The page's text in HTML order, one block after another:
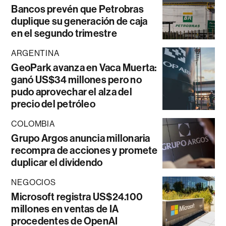
Bancos prevén que Petrobras
duplique su generación de caja
en el segundo trimestre
ARGENTINA
GeoPark avanza en Vaca Muerta:
ganó US$34 millones pero no
pudo aprovechar el alza del
precio del petróleo
COLOMBIA
Grupo Argos anuncia millonaria
recompra de acciones y promete
duplicar el dividendo
NEGOCIOS
Microsoft registra US$24.100
millones en ventas de IA
procedentes de OpenAI